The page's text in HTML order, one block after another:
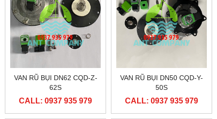
VAN RŨ BỤI DN62 CQD-Z-
62S
CALL: 0937 935 979
VAN RŨ BỤI DN50 CQD-Y-
50S
CALL: 0937 935 979